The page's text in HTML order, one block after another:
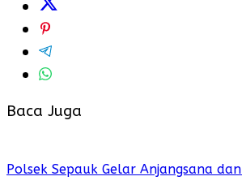
Baca Juga
Polsek Sepauk Gelar Anjangsana